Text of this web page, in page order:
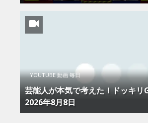
YOUTUBE 動画 毎日
芸能人が本気で考えた！ドッキ
2026年8月8日